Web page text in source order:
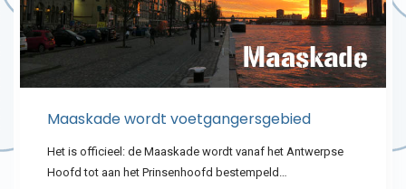
Maaskade wordt voetgangersgebied
Het is officieel: de Maaskade wordt vanaf het Antwerpse
Hoofd tot aan het Prinsenhoofd bestempeld…